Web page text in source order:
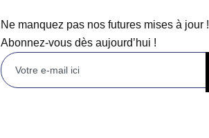
Ne manquez pas nos futures mises à jour !
Abonnez-vous dès aujourd’hui !